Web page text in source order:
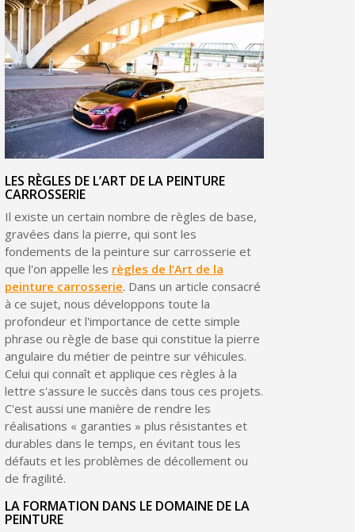
LES RÈGLES DE L’ART DE LA PEINTURE
CARROSSERIE
Il existe un certain nombre de règles de base,
gravées dans la pierre, qui sont les
fondements de la peinture sur carrosserie et
que l'on appelle les règles de l’Art de la
peinture carrosserie. Dans un article consacré
à ce sujet, nous développons toute la
profondeur et l'importance de cette simple
phrase ou règle de base qui constitue la pierre
angulaire du métier de peintre sur véhicules.
Celui qui connaît et applique ces règles à la
lettre s'assure le succès dans tous ces projets.
C'est aussi une manière de rendre les
réalisations « garanties » plus résistantes et
durables dans le temps, en évitant tous les
défauts et les problèmes de décollement ou
de fragilité.
LA FORMATION DANS LE DOMAINE DE LA
PEINTURE